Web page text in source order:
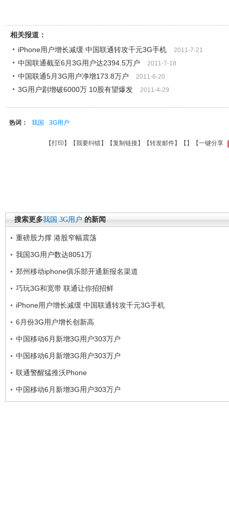
相关报道：
iPhone用户增长减缓 中国联通转攻千元3G手机
2011-7-21
中国联通截至6月3G用户达2394.5万户 2011-7-18
中国联通5月3G用户净增173.8万户 2011-6-20
3G用户剧增破6000万 10股有望爆发 2011-4-29
热词： 我国 3G用户
【打印 】【我要纠错】【复制链接】【转发邮件】【 】 【一键分享
搜索更多我国 3G用户 的新闻
重磅股力撑 港股窄幅震荡
我国3G用户数达8051万
郑州移动iphone俱乐部开通新报名渠道
巧玩3G和宽带 联通让你招招鲜
iPhone用户增长减缓 中国联通转攻千元3G手机
6月份3G用户增长创新高
中国移动6月新增3G用户303万户
中国移动6月新增3G用户303万户
联通警醒猛推沃Phone
中国移动6月新增3G用户303万户